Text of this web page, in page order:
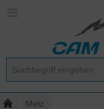
Metz